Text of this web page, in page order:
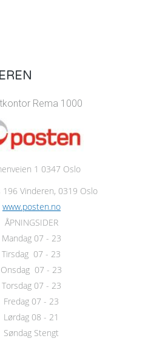
Rema 1000
1 0347 Oslo
196 Vinderen, 0319 Oslo
www.posten.no
ÅPNINGSIDER
Mandag 07 - 23
Tirsdag 07 - 23
Onsdag 07 - 23
Torsdag 07 - 23
Fredag 07 - 23
Lørdag 08 - 21
Søndag Stengt